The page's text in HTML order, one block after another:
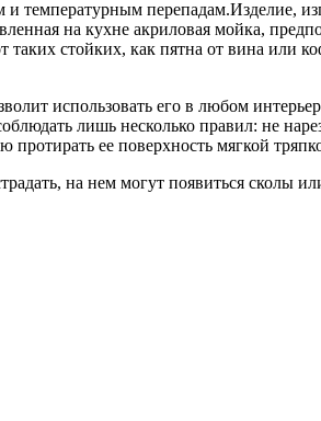
перепадам.Изделие,
на кухне акриловая мойка,
таких стойких, как пятна от вина
использовать его в любом
лишь несколько правил: не
ее поверхность мягкой
на нем могут появиться сколы